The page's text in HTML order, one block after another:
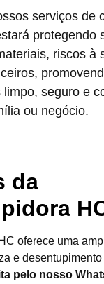
serviços de
protegendo
riscos à
seguro e
ou negócio.
da
oferece uma
e
pelo nosso